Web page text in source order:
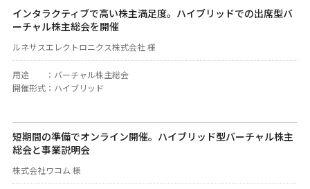
インタラクティブで高い株主満足度。ハイブリッドでの出席型バ
ーチャル株主総会を開催
ルネサスエレクトロニクス株式会社 様
用途 ： バーチャル株主総会
開催形式： ハイブリッド
短期間の準備でオンライン開催。ハイブリッド型バーチャル株主
総会と事業説明会
株式会社ワコム 様